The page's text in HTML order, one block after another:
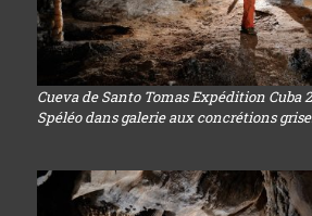
Cueva de Santo Tomas Expédition Cuba
Spéléo dans galerie aux concrétions